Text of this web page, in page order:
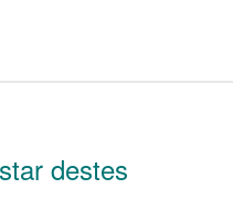
destes